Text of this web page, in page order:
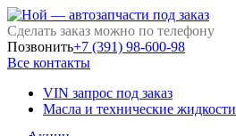
Сделать заказ можно по телефону
Позвонить+7 (391) 98-600-98
Все контакты
VIN запрос под заказ
Масла и технические жидкости